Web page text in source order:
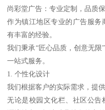
尚彩堂广告：专业定制，品质
作为镇江地区专业的广告服务
有丰富的经验。
我们秉承“匠心品质，创意无
一站式服务。
1. 个性化设计
我们根据客户的实际需求，提
无论是校园文化栏、社区公告